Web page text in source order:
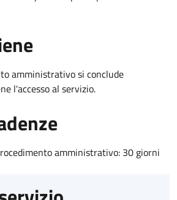
amministrativo si conclude
l'accesso al servizio.
amministrativo: 30 giorni